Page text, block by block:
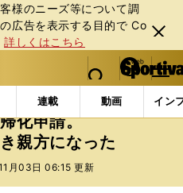
様のニーズ等について調
広告を表⽰する⽬的で Co
詳しくはこちら
閉じ
る
web Sportiva (webスポルティーバ)
検索
マイペ
ー
ジ
メニュ
連載 動画 イン
その他競技 大相撲 旭天
化申請。
親方になった
月03日 06:15 更新